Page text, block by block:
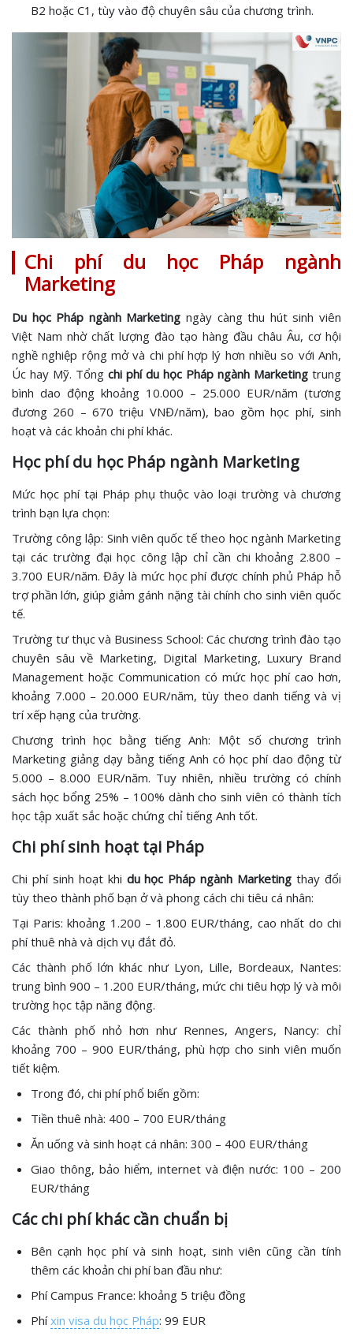
B2 hoặc C1, tùy vào độ chuyên sâu của chương trình.
Chi phí du học Pháp ngành
Marketing
Du học Pháp ngành Marketing ngày càng thu hút sinh viên
Việt Nam nhờ chất lượng đào tạo hàng đầu châu Âu, cơ hội
nghề nghiệp rộng mở và chi phí hợp lý hơn nhiều so với Anh,
Úc hay Mỹ. Tổng chi phí du học Pháp ngành Marketing trung
bình dao động khoảng 10.000 – 25.000 EUR/năm (tương
đương 260 – 670 triệu VNĐ/năm), bao gồm học phí, sinh
hoạt và các khoản chi phí khác.
Học phí du học Pháp ngành Marketing
Mức học phí tại Pháp phụ thuộc vào loại trường và chương
trình bạn lựa chọn:
Trường công lập: Sinh viên quốc tế theo học ngành Marketing
tại các trường đại học công lập chỉ cần chi khoảng 2.800 –
3.700 EUR/năm. Đây là mức học phí được chính phủ Pháp hỗ
trợ phần lớn, giúp giảm gánh nặng tài chính cho sinh viên quốc
tế.
Trường tư thục và Business School: Các chương trình đào tạo
chuyên sâu về Marketing, Digital Marketing, Luxury Brand
Management hoặc Communication có mức học phí cao hơn,
khoảng 7.000 – 20.000 EUR/năm, tùy theo danh tiếng và vị
trí xếp hạng của trường.
Chương trình học bằng tiếng Anh: Một số chương trình
Marketing giảng dạy bằng tiếng Anh có học phí dao động từ
5.000 – 8.000 EUR/năm. Tuy nhiên, nhiều trường có chính
sách học bổng 25% – 100% dành cho sinh viên có thành tích
học tập xuất sắc hoặc chứng chỉ tiếng Anh tốt.
Chi phí sinh hoạt tại Pháp
Chi phí sinh hoạt khi du học Pháp ngành Marketing thay đổi
tùy theo thành phố bạn ở và phong cách chi tiêu cá nhân:
Tại Paris: khoảng 1.200 – 1.800 EUR/tháng, cao nhất do chi
phí thuê nhà và dịch vụ đắt đỏ.
Các thành phố lớn khác như Lyon, Lille, Bordeaux, Nantes:
trung bình 900 – 1.200 EUR/tháng, mức chi tiêu hợp lý và môi
trường học tập năng động.
Các thành phố nhỏ hơn như Rennes, Angers, Nancy: chỉ
khoảng 700 – 900 EUR/tháng, phù hợp cho sinh viên muốn
tiết kiệm.
Trong đó, chi phí phổ biến gồm:
Tiền thuê nhà: 400 – 700 EUR/tháng
Ăn uống và sinh hoạt cá nhân: 300 – 400 EUR/tháng
Giao thông, bảo hiểm, internet và điện nước: 100 – 200
EUR/tháng
Các chi phí khác cần chuẩn bị
Bên cạnh học phí và sinh hoạt, sinh viên cũng cần tính
thêm các khoản chi phí ban đầu như:
Phí Campus France: khoảng 5 triệu đồng
Phíxin visa du học Pháp: 99 EUR